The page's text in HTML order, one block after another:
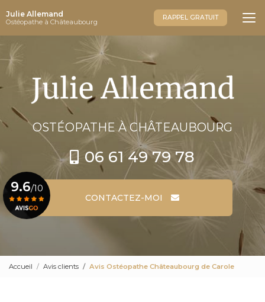
au
contenu
principal
Julie Allemand
Ostéopathe à Châteaubourg RAPPEL GRATUIT
OSTÉOPATHEÀ CHÂTEAUBOURG
06 61 49 79 78
CONTACTEZ-MOI
9.6/10
Accueil Avis clients Avis Ostéopathe Châteaubourg de Carole